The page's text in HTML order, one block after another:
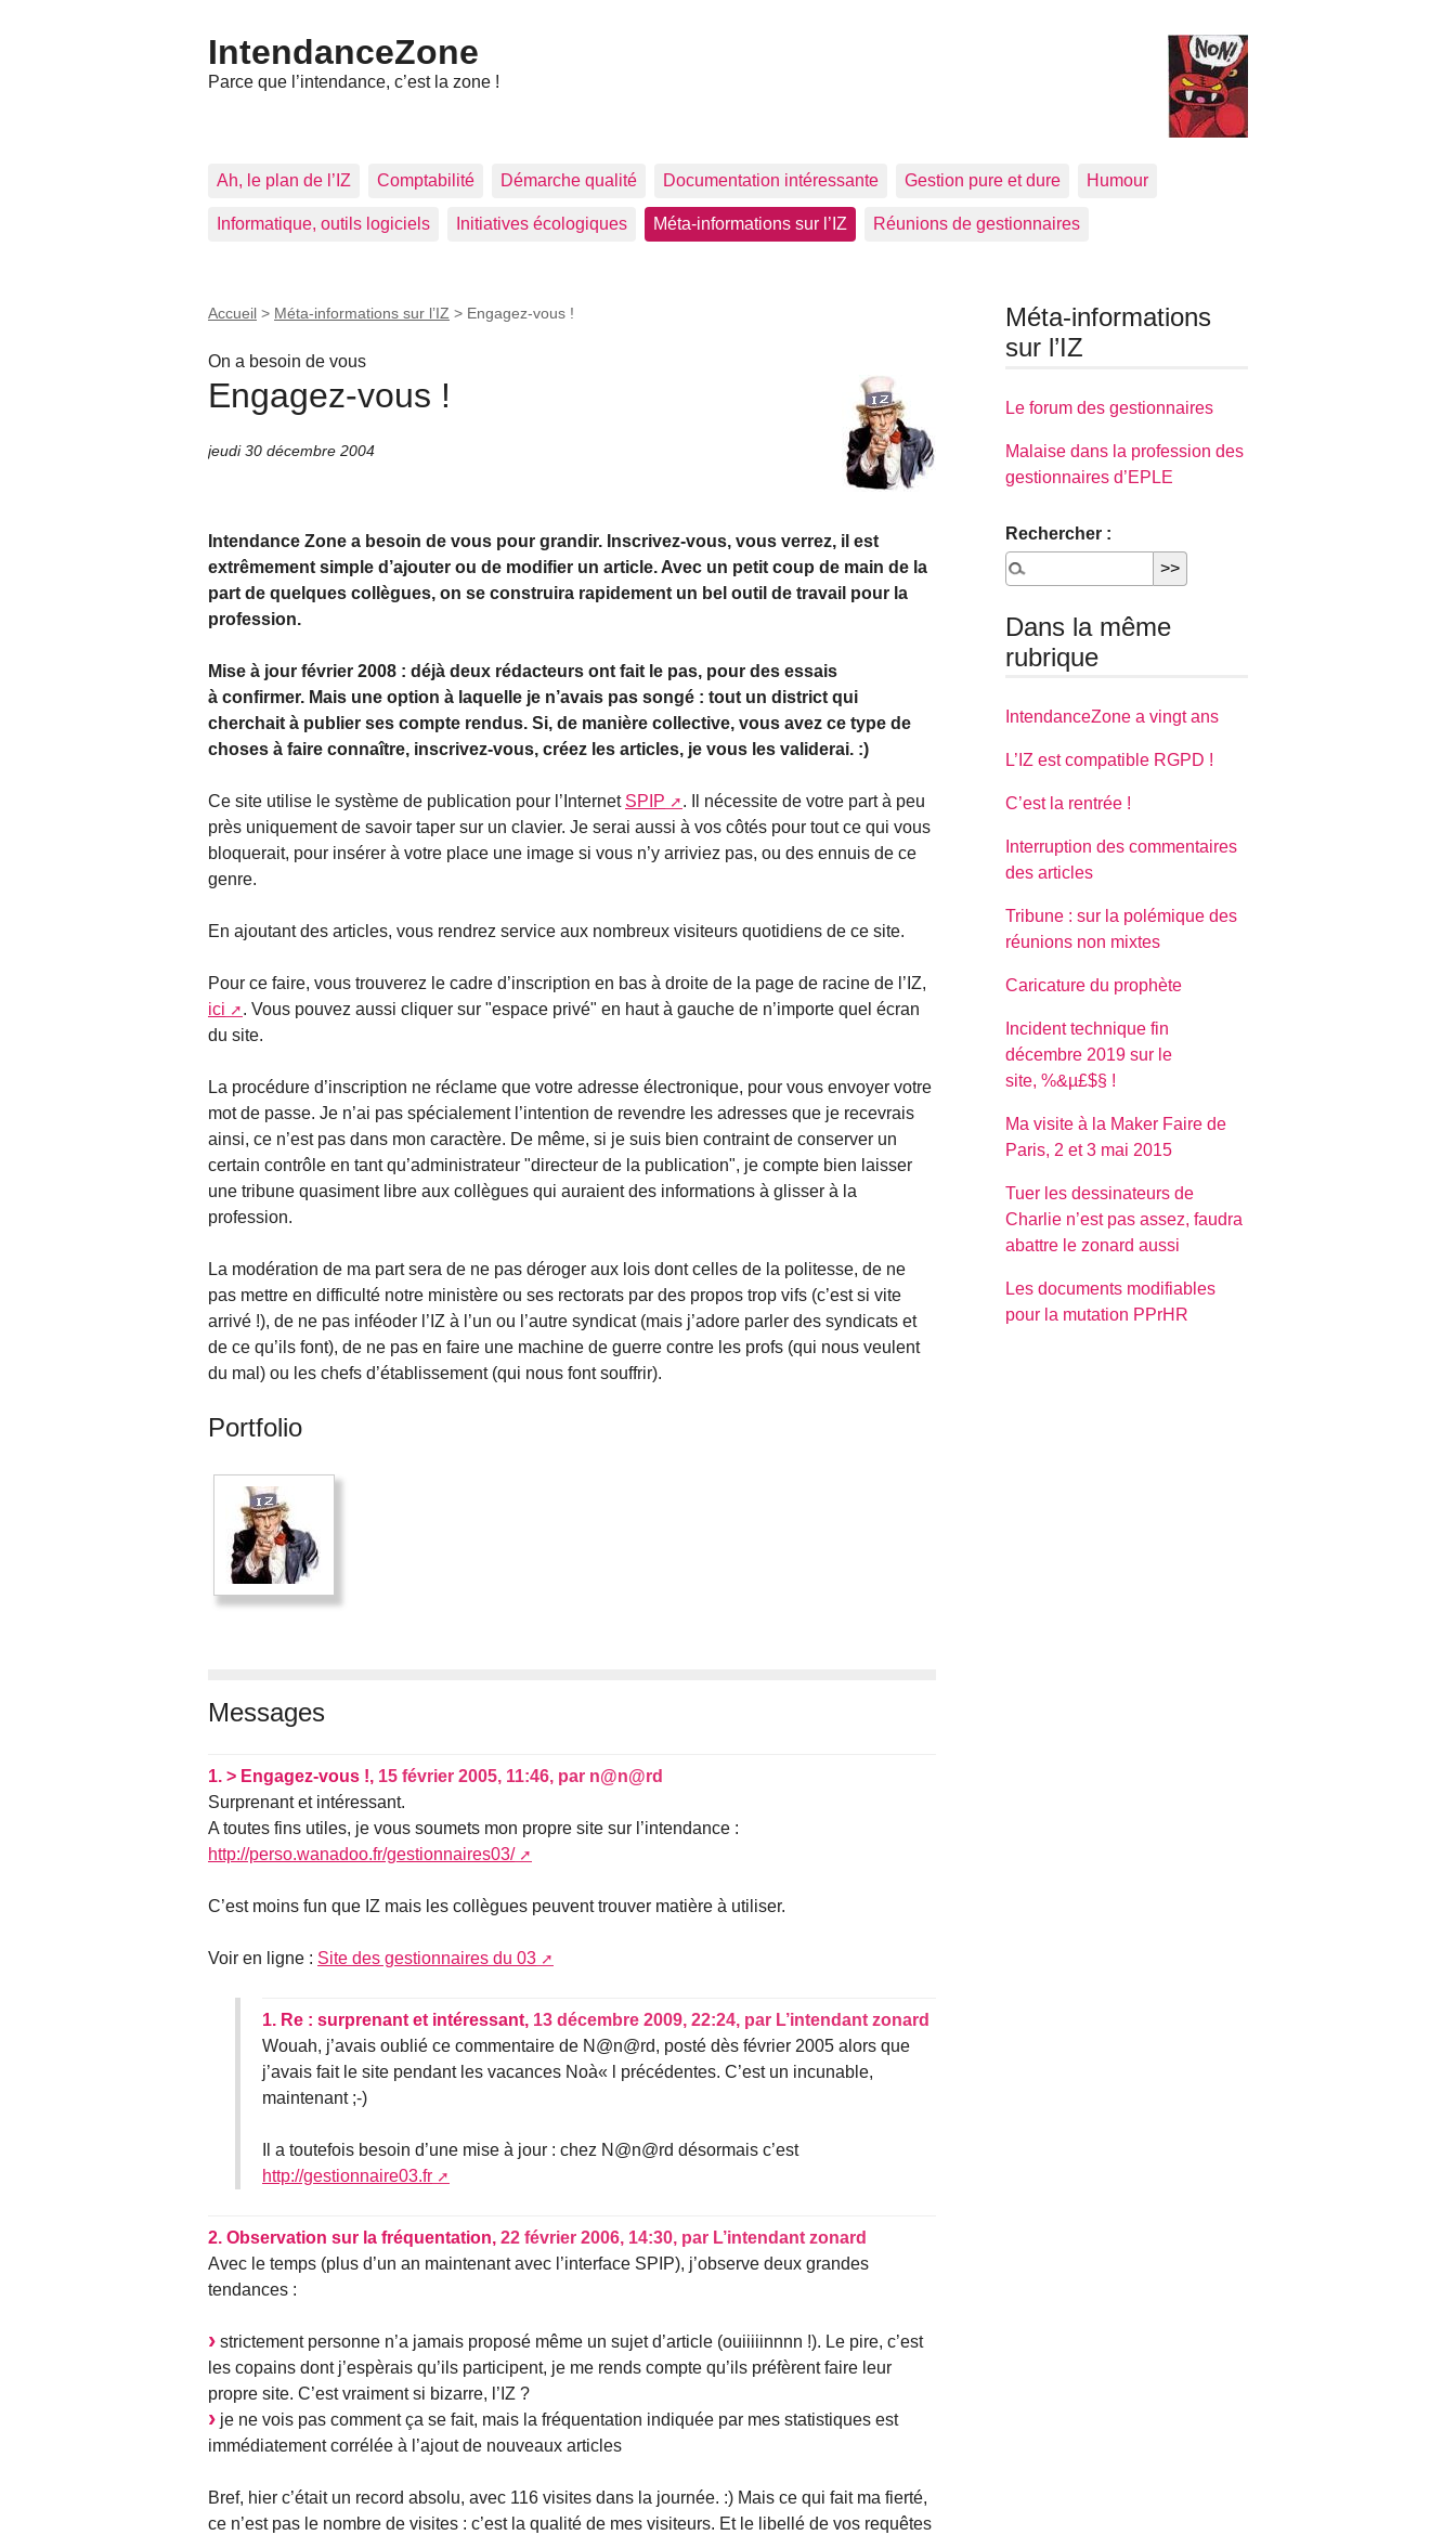
IntendanceZone
Parce que l’intendance, c’est la zone !
Ah, le plan de l’IZ Comptabilité Démarche qualité Documentation intéressante Gestion pure et dure Humour
Informatique, outils logiciels Initiatives écologiques Méta-informations sur l’IZ Réunions de gestionnaires
Accueil > Méta-informations sur l’IZ > Engagez-vous !
On a besoin de vous
Engagez-vous !
jeudi 30 décembre 2004
Intendance Zone a besoin de vous pour grandir. Inscrivez-vous, vous verrez, il est
extrêmement simple d’ajouter ou de modifier un article. Avec un petit coup de main de la
part de quelques collègues, on se construira rapidement un bel outil de travail pour la
profession.
Mise à jour février 2008 : déjà deux rédacteurs ont fait le pas, pour des essais
à confirmer. Mais une option à laquelle je n’avais pas songé : tout un district qui
cherchait à publier ses compte rendus. Si, de manière collective, vous avez ce type de
choses à faire connaître, inscrivez-vous, créez les articles, je vous les validerai. :)
Ce site utilise le système de publication pour l’Internet SPIP
. Il nécessite de votre part à peu
près uniquement de savoir taper sur un clavier. Je serai aussi à vos côtés pour tout ce qui vous
bloquerait, pour insérer à votre place une image si vous n’y arriviez pas, ou des ennuis de ce
genre.
En ajoutant des articles, vous rendrez service aux nombreux visiteurs quotidiens de ce site.
Pour ce faire, vous trouverez le cadre d’inscription en bas à droite de la page de racine de l’IZ,
ici
. Vous pouvez aussi cliquer sur "espace privé" en haut à gauche de n’importe quel écran
du site.
La procédure d’inscription ne réclame que votre adresse électronique, pour vous envoyer votre
mot de passe. Je n’ai pas spécialement l’intention de revendre les adresses que je recevrais
ainsi, ce n’est pas dans mon caractère. De même, si je suis bien contraint de conserver un
certain contrôle en tant qu’administrateur "directeur de la publication", je compte bien laisser
une tribune quasiment libre aux collègues qui auraient des informations à glisser à la
profession.
La modération de ma part sera de ne pas déroger aux lois dont celles de la politesse, de ne
pas mettre en difficulté notre ministère ou ses rectorats par des propos trop vifs (c’est si vite
arrivé !), de ne pas inféoder l’IZ à l’un ou l’autre syndicat (mais j’adore parler des syndicats et
de ce qu’ils font), de ne pas en faire une machine de guerre contre les profs (qui nous veulent
du mal) ou les chefs d’établissement (qui nous font souffrir).
Portfolio
Messages
1. > Engagez-vous !, 15 février 2005, 11:46, par n@n@rd
Surprenant et intéressant.
A toutes fins utiles, je vous soumets mon propre site sur l’intendance :
http://perso.wanadoo.fr/gestionnaires03/
C’est moins fun que IZ mais les collègues peuvent trouver matière à utiliser.
Voir en ligne : Site des gestionnaires du 03
1. Re : surprenant et intéressant, 13 décembre 2009, 22:24, par L’intendant zonard
Wouah, j’avais oublié ce commentaire de N@n@rd, posté dès février 2005 alors que
j’avais fait le site pendant les vacances Noà« l précédentes. C’est un incunable,
maintenant ;-)
Il a toutefois besoin d’une mise à jour : chez N@n@rd désormais c’est
http://gestionnaire03.fr
2. Observation sur la fréquentation, 22 février 2006, 14:30, par L’intendant zonard
Avec le temps (plus d’un an maintenant avec l’interface SPIP), j’observe deux grandes
tendances :
strictement personne n’a jamais proposé même un sujet d’article (ouiiiiinnnn !). Le pire, c’est
les copains dont j’espèrais qu’ils participent, je me rends compte qu’ils préfèrent faire leur
propre site. C’est vraiment si bizarre, l’IZ ?
je ne vois pas comment ça se fait, mais la fréquentation indiquée par mes statistiques est
immédiatement corrélée à l’ajout de nouveaux articles
Bref, hier c’était un record absolu, avec 116 visites dans la journée. :) Mais ce qui fait ma fierté,
ce n’est pas le nombre de visites : c’est la qualité de mes visiteurs. Et le libellé de vos requêtes
Méta-informations
sur l’IZ
Le forum des gestionnaires
Malaise dans la profession des
gestionnaires d’EPLE
Rechercher :
Dans la même
rubrique
IntendanceZone a vingt ans
L’IZ est compatible RGPD !
C’est la rentrée !
Interruption des commentaires
des articles
Tribune : sur la polémique des
réunions non mixtes
Caricature du prophète
Incident technique fin
décembre 2019 sur le
site, %&µ£$§ !
Ma visite à la Maker Faire de
Paris, 2 et 3 mai 2015
Tuer les dessinateurs de
Charlie n’est pas assez, faudra
abattre le zonard aussi
Les documents modifiables
pour la mutation PPrHR